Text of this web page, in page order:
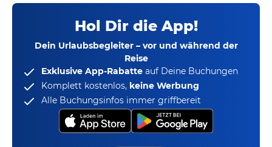
Hol Dir die App!
Dein Urlaubsbegleiter – vor und während der
Reise
Exklusive App-Rabatte auf Deine Buchungen
Komplett kostenlos, keine Werbung
Alle Buchungsinfos immer griffbereit